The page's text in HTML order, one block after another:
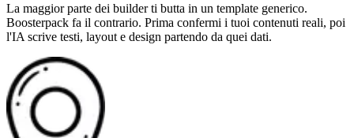
La maggior parte dei builder ti butta in un template generico.
Boosterpack fa il contrario. Prima confermi i tuoi contenuti reali, poi
l'IA scrive testi, layout e design partendo da quei dati.